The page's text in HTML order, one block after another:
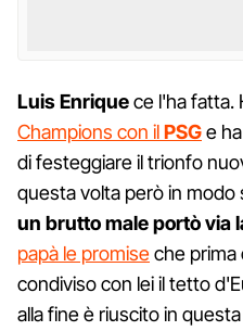
Luis Enriquece l'ha fatta.
Champions con ilPSGe
di festeggiare il trionfo
questa volta però in modo
un brutto male portò via
papà le promiseche prima
condiviso con lei il tetto
alla fine è riuscito in